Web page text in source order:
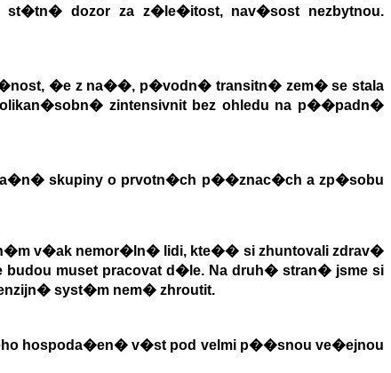
dozor za z�le�itost, nav�sost nezbytnou.
�e z na��, p�vodn� transitn� zem� se stala
zintensivnit bez ohledu na p��padn�
skupiny o prvotn�ch p��znac�ch a zp�sobu
v�ak nemor�ln� lidi, kte�� si zhuntovali zdrav�
muset pracovat d�le. Na druh� stran� jsme si
syst�m nem� zhroutit.
hospoda�en� v�st pod velmi p��snou ve�ejnou